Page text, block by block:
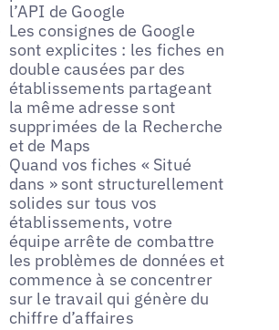
l’API de Google
Les consignes de Google
sont explicites : les fiches en
double causées par des
établissements partageant
la même adresse sont
supprimées de la Recherche
et de Maps
Quand vos fiches « Situé
dans » sont structurellement
solides sur tous vos
établissements, votre
équipe arrête de combattre
les problèmes de données et
commence à se concentrer
sur le travail qui génère du
chiffre d’affaires